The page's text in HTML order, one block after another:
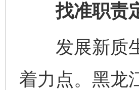
找准职责定
发展新质生
着力点。黑龙